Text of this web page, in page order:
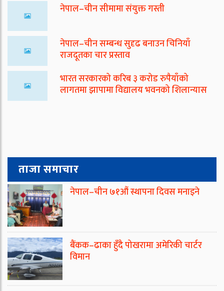
नेपाल–चीन सीमामा संयुक्त गस्ती
नेपाल–चीन सम्बन्ध सुदृढ बनाउन चिनियाँ
राजदूतका चार प्रस्ताव
भारत सरकारको करिब ३ करोड रुपैयाँको
लागतमा झापामा विद्यालय भवनको शिलान्यास
ताजा समाचार
नेपाल–चीन ७१औं स्थापना दिवस मनाइने
बैंकक–ढाका हुँदै पोखरामा अमेरिकी चार्टर
विमान